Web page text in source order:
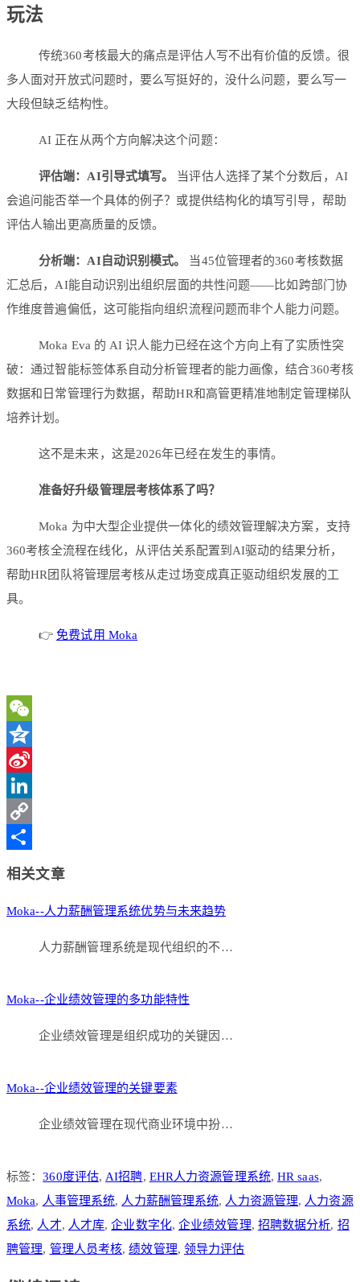
玩法
传统360考核最大的痛点是评估人写不出有价值的反馈。很
多人面对开放式问题时，要么写挺好的，没什么问题，要么写一
大段但缺乏结构性。
AI 正在从两个方向解决这个问题：
评估端：AI引导式填写。
当评估人选择了某个分数后，AI
会追问能否举一个具体的例子？或提供结构化的填写引导，帮助
评估人输出更高质量的反馈。
分析端：AI自动识别模式。
当45位管理者的360考核数据
汇总后，AI能自动识别出组织层面的共性问题——比如跨部门协
作维度普遍偏低，这可能指向组织流程问题而非个人能力问题。
Moka Eva 的 AI 识人能力已经在这个方向上有了实质性突
破：通过智能标签体系自动分析管理者的能力画像，结合360考核
数据和日常管理行为数据，帮助HR和高管更精准地制定管理梯队
培养计划。
这不是未来，这是2026年已经在发生的事情。
准备好升级管理层考核体系了吗？
Moka 为中大型企业提供一体化的绩效管理解决方案，支持
360考核全流程在线化，从评估关系配置到AI驱动的结果分析，
帮助HR团队将管理层考核从走过场变成真正驱动组织发展的工
具。
👉免费试用 Moka
WeChat
Qzone
Sina
Weibo
LinkedIn
Copy
相关文章
Moka--人力薪酬管理系统优势与未来趋势
人力薪酬管理系统是现代组织的不…
Moka--企业绩效管理的多功能特性
企业绩效管理是组织成功的关键因…
Moka--企业绩效管理的关键要素
企业绩效管理在现代商业环境中扮…
标签：360度评估, AI招聘, EHR人力资源管理系统,HR saas,
Moka, 人事管理系统, 人力薪酬管理系统, 人力资源管理, 人力资源
系统, 人才, 人才库,企业数字化,企业绩效管理, 招聘数据分析, 招
聘管理, 管理人员考核,绩效管理, 领导力评估